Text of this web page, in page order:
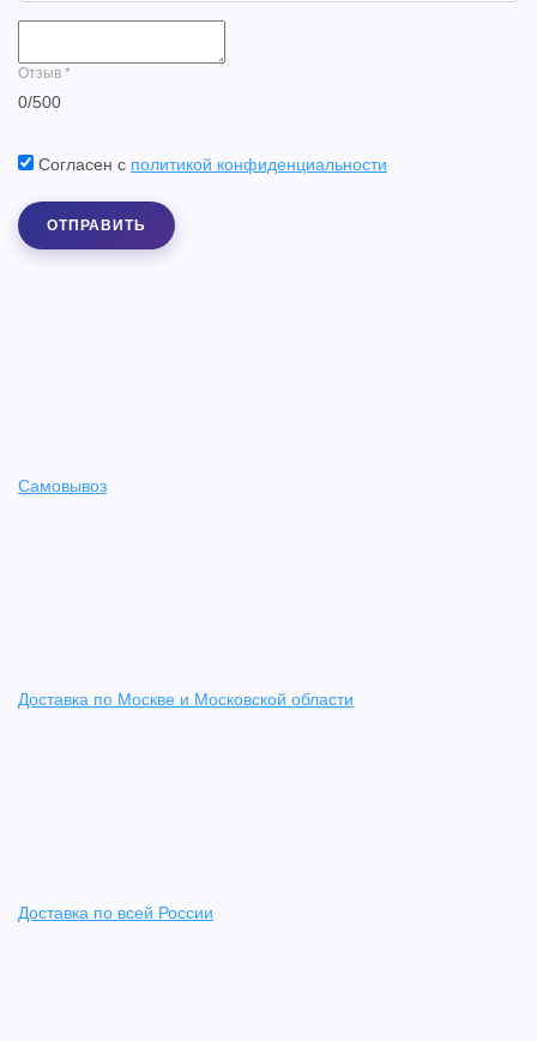
Отзыв *
0/500
Согласен с политикой конфиденциальности
ОТПРАВИТЬ
Самовывоз
Доставка по Москве и Московской области
Доставка по всей России